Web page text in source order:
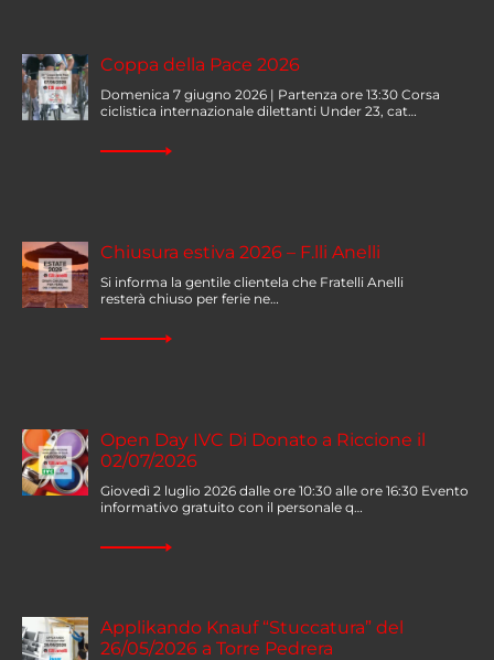
Coppa della Pace 2026
Domenica 7 giugno 2026 | Partenza ore 13:30 Corsa
ciclistica internazionale dilettanti Under 23, cat…
Chiusura estiva 2026 – F.lli Anelli
Si informa la gentile clientela che Fratelli Anelli
resterà chiuso per ferie ne…
Open Day IVC Di Donato a Riccione il
02/07/2026
Giovedì 2 luglio 2026 dalle ore 10:30 alle ore 16:30 Evento
informativo gratuito con il personale q…
Applikando Knauf “Stuccatura” del
26/05/2026 a Torre Pedrera